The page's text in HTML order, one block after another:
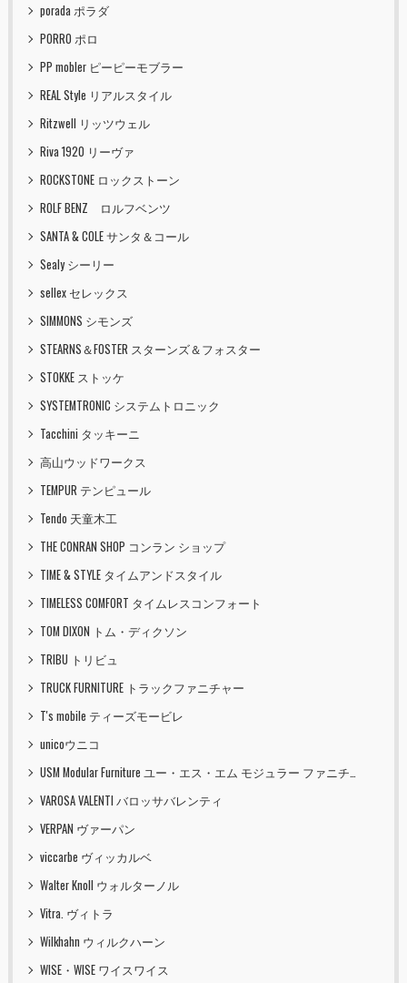
porada ポラダ
PORRO ポロ
PP mobler ピーピーモブラー
REAL Style リアルスタイル
Ritzwell リッツウェル
Riva 1920 リーヴァ
ROCKSTONE ロックストーン
ROLF BENZ ロルフベンツ
SANTA & COLE サンタ＆コール
Sealy シーリー
sellex セレックス
SIMMONS シモンズ
STEARNS＆FOSTER スターンズ＆フォスター
STOKKE ストッケ
SYSTEMTRONIC システムトロニック
Tacchini タッキーニ
高山ウッドワークス
TEMPUR テンピュール
Tendo 天童木工
THE CONRAN SHOP コンラン ショップ
TIME & STYLE タイムアンドスタイル
TIMELESS COMFORT タイムレスコンフォート
TOM DIXON トム・ディクソン
TRIBU トリビュ
TRUCK FURNITURE トラックファニチャー
T's mobile ティーズモービレ
unicoウニコ
USM Modular Furniture ユー・エス・エム モジュラー ファニチャー
VAROSA VALENTI バロッサバレンティ
VERPAN ヴァーパン
viccarbe ヴィッカルベ
Walter Knoll ウォルターノル
Vitra. ヴィトラ
Wilkhahn ウィルクハーン
WISE・WISE ワイスワイス